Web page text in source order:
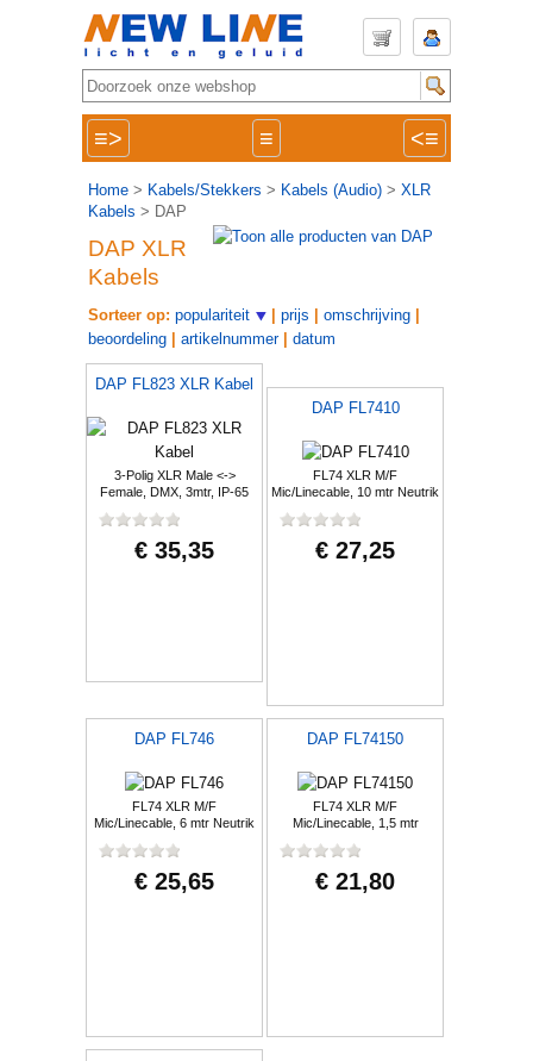
≡> ≡ <≡
Home > Kabels/Stekkers > Kabels (Audio) > XLR
Kabels > DAP
DAP XLR
Kabels
Sorteer op: populariteit prijs omschrijving
beoordeling
artikelnummer| datum
DAP FL823 XLR Kabel
3-Polig XLR Male <->
Female, DMX, 3mtr, IP-65
€ 35,35
DAP FL7410
FL74 XLR M/F
Mic/Linecable, 10 mtr Neutrik
€ 27,25
DAP FL746
FL74 XLR M/F
Mic/Linecable, 6 mtr Neutrik
€ 25,65
DAP FL74150
FL74 XLR M/F
Mic/Linecable, 1,5 mtr
€ 21,80